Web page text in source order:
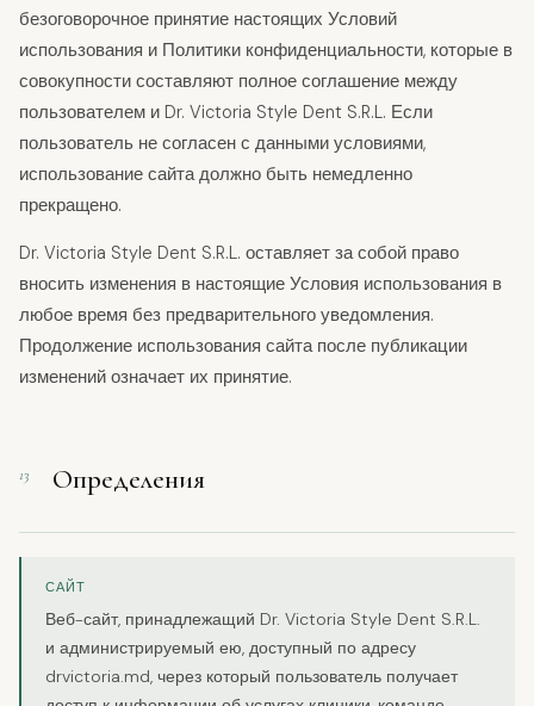
безоговорочное принятие настоящих Условий
использования и Политики конфиденциальности, которые в
совокупности составляют полное соглашение между
пользователем и Dr. Victoria Style Dent S.R.L. Если
пользователь не согласен с данными условиями,
использование сайта должно быть немедленно
прекращено.
Dr. Victoria Style Dent S.R.L. оставляет за собой право
вносить изменения в настоящие Условия использования в
любое время без предварительного уведомления.
Продолжение использования сайта после публикации
изменений означает их принятие.
13 Определения
САЙТ
Веб-сайт, принадлежащий Dr. Victoria Style Dent S.R.L.
и администрируемый ею, доступный по адресу
drvictoria.md, через который пользователь получает